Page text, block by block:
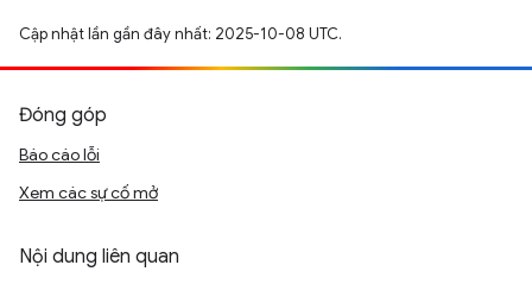
Cập nhật lần gần đây nhất: 2025-10-08 UTC.
Đóng góp
Báo cáo lỗi
Xem các sự cố mở
Nội dung liên quan